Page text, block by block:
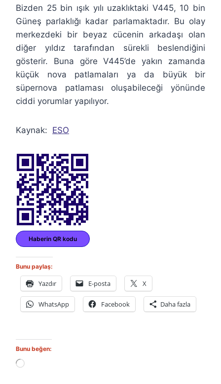
Bizden 25 bin ışık yılı uzaklıktaki V445, 10 bin
Güneş parlaklığı kadar parlamaktadır. Bu olay
merkezdeki bir beyaz cücenin arkadaşı olan
diğer yıldız tarafından sürekli beslendiğini
gösterir. Buna göre V445’de yakın zamanda
küçük nova patlamaları ya da büyük bir
süpernova patlaması oluşabileceği yönünde
ciddi yorumlar yapılıyor.
Kaynak: ESO
Haberin QR kodu
Bunu paylaş:
Yazdır E-posta X
WhatsApp Facebook Daha fazla
Bunu beğen:
Y